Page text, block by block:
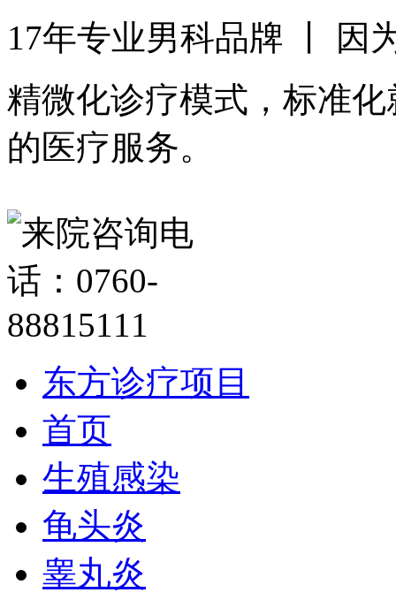
17年专业男科品牌 丨 因
精微化诊疗模式，标准
的医疗服务。
东方诊疗项目
首页
生殖感染
龟头炎
睾丸炎